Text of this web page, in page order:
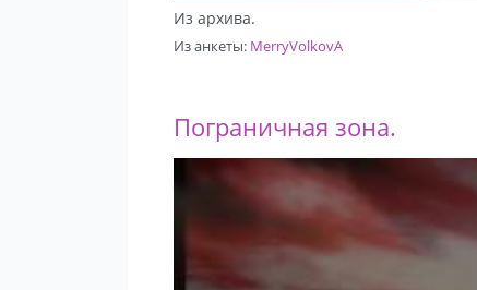
Из архива.
Из анкеты: MerryVolkovA
Пограничная зона.